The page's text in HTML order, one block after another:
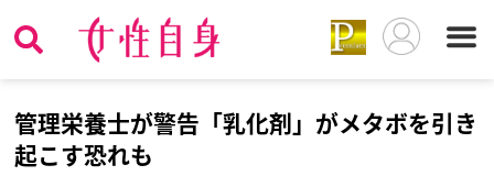
管理栄養士が警告「乳化剤」がメタボを引き
起こす恐れも